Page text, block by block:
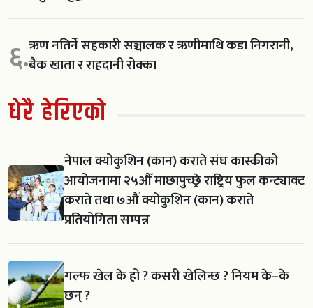
६.ऋण नतिर्ने सहकारी सञ्चालक र ऋणीमाथि कडा निगरानी,
बैंक खाता र राहदानी रोक्का
धेरै हेरिएको
नेपाल क्योकुशिन (कान) कराते संघ कास्कीको
आयोजनामा २५औँ माछापुच्छ्रे राष्ट्रिय फुल कन्ट्याक्ट
कराते तथा ७औँ क्योकुशिन (कान) कराते
प्रतियोगिता सम्पन्न
गल्फ खेल के हो ? कसरी खेलिन्छ ? नियम के–के
छन् ?